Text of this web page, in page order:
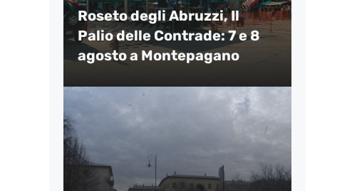
Roseto degli Abruzzi, Il
Palio delle Contrade: 7 e 8
agosto a Montepagano